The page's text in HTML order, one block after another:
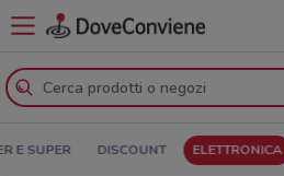
E SUPER DISCOUNT ELETTRONICA